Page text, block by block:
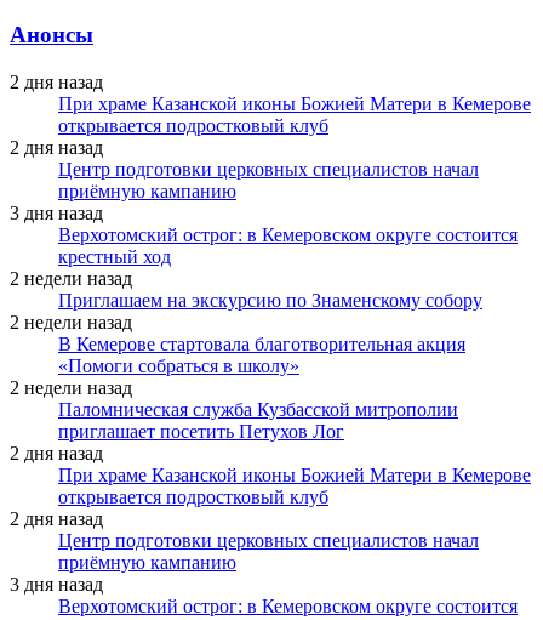
Анонсы
2 дня назад
При храме Казанской иконы Божией Матери в Кемерове
открывается подростковый клуб
2 дня назад
Центр подготовки церковных специалистов начал
приёмную кампанию
3 дня назад
Верхотомский острог: в Кемеровском округе состоится
крестный ход
2 недели назад
Приглашаем на экскурсию по Знаменскому собору
2 недели назад
В Кемерове стартовала благотворительная акция
«Помоги собраться в школу»
2 недели назад
Паломническая служба Кузбасской митрополии
приглашает посетить Петухов Лог
2 дня назад
При храме Казанской иконы Божией Матери в Кемерове
открывается подростковый клуб
2 дня назад
Центр подготовки церковных специалистов начал
приёмную кампанию
3 дня назад
Верхотомский острог: в Кемеровском округе состоится